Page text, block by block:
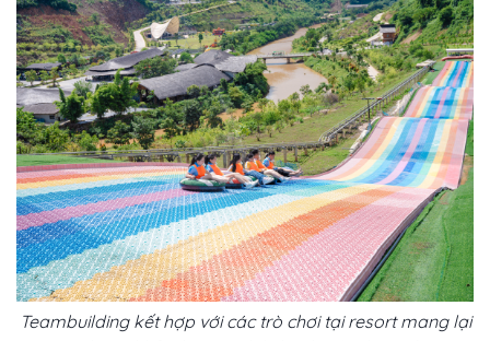
Teambuilding kết hợp với các trò chơi tại resort mang lại